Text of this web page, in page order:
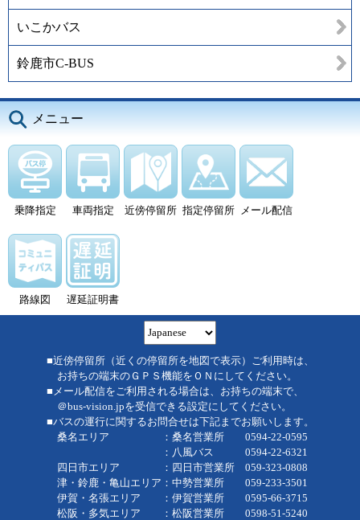
いこかバス
鈴鹿市C-BUS
メニュー
乗降指定 車両指定 近傍停留所 指定停留所 メール配信
路線図 遅延証明書
■近傍停留所（近くの停留所を地図で表示）ご利用時は、
お持ちの端末のＧＰＳ機能をＯＮにしてください。
■メール配信をご利用される場合は、お持ちの端末で、
＠bus-vision.jpを受信できる設定にしてください。
■バスの運行に関するお問合せは下記までお願いします。
桑名エリア ：桑名営業所 0594-22-0595
：八風バス 0594-22-6321
四日市エリア ：四日市営業所 059-323-0808
津・鈴鹿・亀山エリア：中勢営業所 059-233-3501
伊賀・名張エリア ：伊賀営業所 0595-66-3715
松阪・多気エリア ：松阪営業所 0598-51-5240